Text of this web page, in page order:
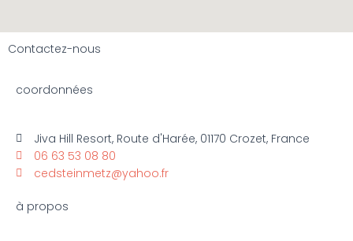
Contactez-nous
coordonnées
Jiva Hill Resort, Route d'Harée, 01170 Crozet, France
06 63 53 08 80
cedsteinmetz@yahoo.fr
à propos